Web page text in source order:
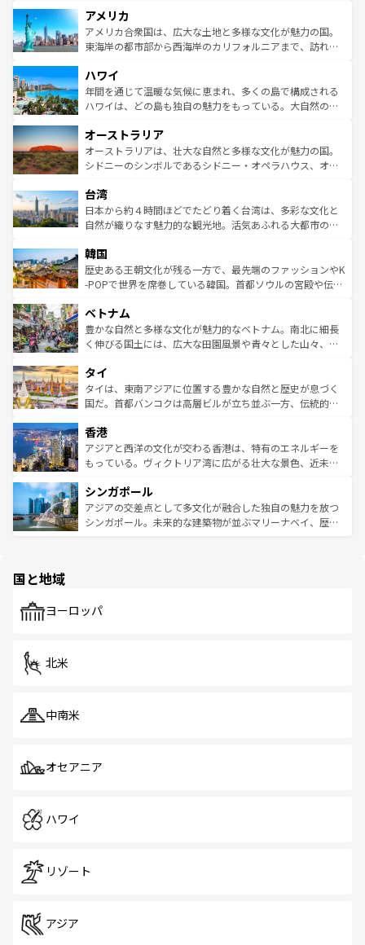
ンツ一覧を参照してほしい。
の建物がそのまま残る町や、スイスならではのユニークな
博物館もあり、アルプス観光だけでなく町歩きも満喫する
ことができる。国民の所得が高いため物価も高いが、旅行
ば市内交通費無料で観光を楽しむこともできる。 なお、新
着のスイス情報はコンテンツ一覧 を参照してほしい。
アメリカ
アメリカ合衆国は、広大な土地と多様な文化が魅力の国。
東海岸の都市部から西海岸のカリフォルニアまで、訪れる
のような巨大都市は、観光、ショッピング、エンターテイ
ンメントが詰まった刺激的なスポットだ。一方、アメリカ
西部には大自然が広がり、グランドキャニオンやイエロー
部のニューオーリンズでは、音楽と美食が融合した独特の
文化が魅力。旅行者はアメリカの各地域で異なる魅力を楽
しみながら、その多様性と豊かな歴史を感じることができ
ならではの贅沢な旅のスタイルだ。 なお、新着のアメリカ
情報はコンテンツ一覧を参照してほしい。
ハワイ
年間を通じて温暖な気候に恵まれ、多くの島で構成される
ハワイは、どの島も独自の魅力をもっている。大自然の神
ワイ島は見逃せない。また、定番の観光地といえばオアフ
島だが、静かな自然を求めるならマウイ島やカウアイ島が
おすすめ。エメラルドグリーンに輝く海をはじめ、豊かな
れるおもてなしの心で訪れる人々を迎えてくれるハワイの
人々、おいしいローカルフードやハワイアンミュージッ
ク、伝統的なフラダンスなど、すべてがハワイの魅力を彩
ワイを、存分に味わってほしい。 なお、新着のハワイ情報
はコンテンツ一覧を参照してほしい。
オーストラリア
オーストラリアは、壮大な自然と多様な文化が魅力の国。
シドニーのシンボルであるシドニー・オペラハウス、オー
リアリーフや大陸中央部にそびえるウルル（エアーズロッ
ク）、タスマニアの美しい原生林やケアンズの熱帯雨林な
ど、見どころがたくさん。また、カフェやワイン、オージ
いる。アクティビティも充実しており、サーフィンやダイ
ビング、ハイキングなど、アウトドア好きにはたまらな
い。オーストラリアの多彩な魅力を存分に味わいつくそ
参照してほしい。
台湾
日本から約４時間ほどでたどり着く台湾は、多彩な文化と
自然が織りなす魅力的な観光地。活気あふれる大都市の台
ン）、静ひつな山岳地帯である台湾東部など、都市の喧騒
と山間の静けさが共存しており、訪れる人に新しい発見と
驚きをもたらしてくれる。また、奥深い台湾の食文化も魅
容にもいいと評判のスイーツなど、バラエティ豊かな料理
が味わえる。 なお、新着の台湾情報は コンテンツ一覧を参
照してほしい。
韓国
歴史ある王朝文化が残る一方で、最先端のファッションやK
-POPで世界を席巻している韓国。首都ソウルの宮殿や伝統
き、地方に足を延ばせば四季折々の自然美を楽しむことが
できる。そして、キムチや焼肉、絶品のストリートフード
まで、さまざまな韓国料理が待っている。夜には、韓国な
リティに包まれながら、韓国の多彩な魅力を心ゆくまで味
わってみてほしい。 なお、新着の韓国情報はコンテンツ一
覧を参照してほしい。
ベトナム
豊かな自然と多様な文化が魅力的なベトナム。南北に細長
く伸びる国土には、広大な田園風景や青々とした山々、世
急速な発展と共に伝統が息づく。ハノイの古い町並みやホ
ーチミン市のフランス統治時代の建物も、独特の雰囲気を
醸し出している。また、バラエティの豊かさとおいしさで
とつ。フォーやバインミー、ベトナムコーヒーなどは、ぜ
ひ現地で味わいたい。どの地域を訪れてもあたたかい人々
が旅行者を迎えてくれるので、きっと忘れられない旅にな
参照してほしい。
タイ
タイは、東南アジアに位置する豊かな自然と歴史が息づく
国だ。首都バンコクは高層ビルが立ち並ぶ一方、伝統的な
の活気が交差している。北部ではチェンマイなどの山岳地
帯で自然と触れ合い、南部ではプーケットやクラビの美し
いビーチでリゾート気分を楽しむことができる。タイ料理
激する。気候は一年中温暖で、どの季節にも異なる楽しみ
が待っている。親しみやすいタイの人々、仏教を中心とし
た文化、そして多様な観光資源が、訪れる旅人を魅了し続
香港
アジアと西洋の文化が交わる香港は、特有のエネルギーを
もっている。ヴィクトリア湾に広がる壮大な景色、近未来
み、どこを訪れても感動するはず。観光スポットが密集し
ており、効率よく見どころを回れるのも魅力。息をのむよ
うな絶景から文化的な体験まで、香港を存分に楽しみ尽く
シンガポール
アジアの交差点として多文化が融合した独自の魅力を放つ
シンガポール。未来的な建築物が並ぶマリーナベイ、歴史
で、ホーカーズは地元の風情を楽しめる外せないスポット
国と地域
ヨーロッパ
北米
中南米
オセアニア
ハワイ
リゾート
アジア